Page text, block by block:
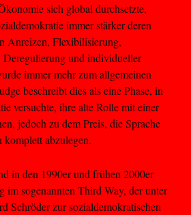
sich global durchsetzte,
immer stärker deren
Anreizen, Flexibilisierung,
und individueller
immer mehr zum allgemeinen
beschreibt dies als eine Phase, in
versuchte, ihre alte Rolle mit einer
jedoch zu dem Preis, die Sprache
abzulegen.
in den 1990er und frühen 2000er
im sogenannten Third Way, der unter
Schröder zur sozialdemokratischen